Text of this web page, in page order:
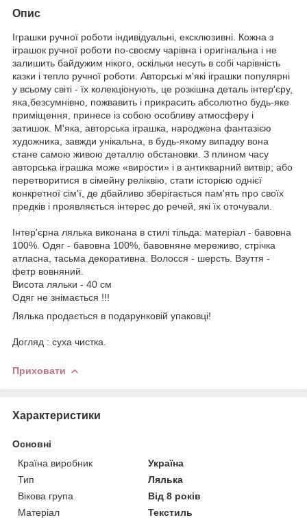
Опис
Іграшки ручної роботи індивідуальні, ексклюзивні. Кожна з
іграшок ручної роботи по-своєму чарівна і оригінальна і не
залишить байдужим нікого, оскільки несуть в собі чарівність
казки і тепло ручної роботи. Авторські м'які іграшки популярні
у всьому світі - їх колекціонують, це розкішна деталь інтер'єру,
яка,безсумнівно, пожвавить і прикрасить абсолютно будь-яке
приміщення, принесе із собою особливу атмосферу і
затишок. М'яка, авторська іграшка, народжена фантазією
художника, завжди унікальна, в будь-якому випадку вона
стане самою живою деталлю обстановки. З плином часу
авторська іграшка може «вирости» і в антикварний витвір; або
перетворитися в сімейну реліквію, стати історією однієї
конкретної сім'ї, де дбайливо зберігається пам'ять про своїх
предків і проявляється інтерес до речей, які їх оточували.
Інтер'єрна лялька виконана в стилі тільда: матеріал - бавовна
100%. Одяг - бавовна 100%, бавовняне мереживо, стрічка
атласна, тасьма декоративна. Волосся - шерсть. Взуття -
фетр вовняний.
Висота ляльки - 40 см
Одяг не знімається !!!
Лялька продається в подарунковій упаковці!
Догляд : суха чистка.
Приховати
Характеристики
Основні
Країна виробник
Україна
Тип
Лялька
Вікова група
Від 8 років
Матеріал
Текстиль